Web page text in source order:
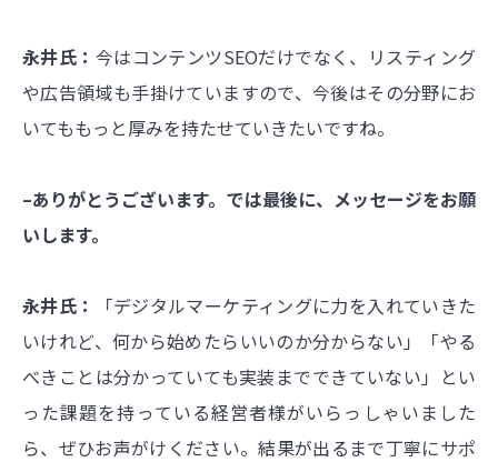
永井氏： 今はコンテンツSEOだけでなく、リスティング
や広告領域も手掛けていますので、今後はその分野にお
いてももっと厚みを持たせていきたいですね。
–ありがとうございます。では最後に、メッセージをお願
いします。
永井氏：
「デジタルマーケティングに力を入れていきた
いけれど、何から始めたらいいのか分からない」「やる
べきことは分かっていても実装までできていない」とい
った課題を持っている経営者様がいらっしゃいました
ら、ぜひお声がけください。結果が出るまで丁寧にサポ